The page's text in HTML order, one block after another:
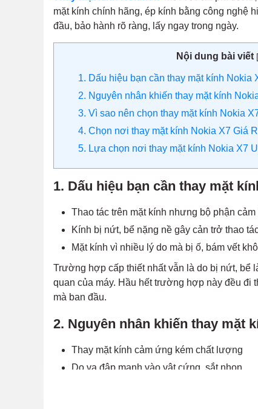
mặt kính chính hãng, ép kính bằng công nghệ
đầu, bảo hành rõ ràng, lấy ngay trong ngày.
Nội dung bài viết [
1. Dấu hiệu bạn cần thay mặt kính Nokia
2. Nguyên nhân khiến thay mặt kính
3. Vì sao nên chọn thay mặt kính Nokia
4. Chọn nơi thay mặt kính Nokia X7 Giá
5. Lựa chọn nơi thay mặt kính Nokia X7
1. Dấu hiệu bạn cần thay mặt
Thao tác trên mặt kính nhưng bộ phận
Kính bị nứt, bể nặng nề gây cản trở thao
Mặt kính vì nhiều lý do mà bị ố, bám vết
Trường hợp cấp thiết nhất vẫn là do bị nứt, bể
quan của máy. Hầu hết trường hợp này đều đi
mà ban đầu.
2. Nguyên nhân khiến thay mặt
Thay mặt kính cảm ứng kém chất lượng
Do va đập mạnh vào vật cứng, sắt nhọn